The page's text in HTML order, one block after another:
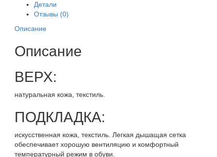
Детали
Отзывы (0)
Описание
Описание
ВЕРХ:
натуральная кожа, текстиль.
ПОДКЛАДКА:
искусственная кожа, текстиль. Легкая дышащая сетка
обеспечивает хорошую вентиляцию и комфортный
температурный режим в обуви.